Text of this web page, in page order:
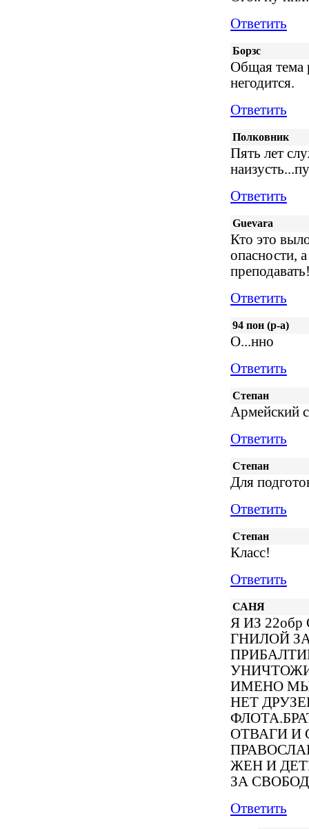
Ответить
Борзс
Общая тема
негодится.
Ответить
Полковник
Пять лет
Ответить
Guevara
Кто это
опасности,
Ответить
94 пон (р-а)
О...нно
Ответить
Степан
Армейский
Ответить
Степан
Для
Ответить
Степан
Класс!
Ответить
САНЯ
Я ИЗ
ГНИЛОЙ
ИМЕНО МЫ
НЕТ
ОТВАГИ И
ЖЕН И
ЗА
Ответить